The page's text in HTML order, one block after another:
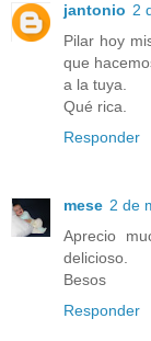
jantonio 2
Pilar hoy
que
a la tuya.
Qué rica.
Responder
mese 2 de
Aprecio
delicioso.
Besos
Responder